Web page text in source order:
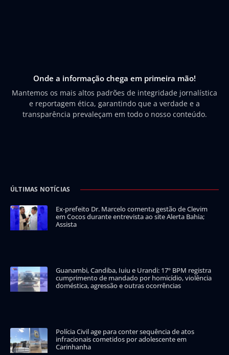
Onde a informação chega em primeira mão!
Mantemos os mais altos padrões de integridade jornalística
e reportagem ética, garantindo que a verdade e a
transparência prevaleçam em todo o nosso conteúdo.
ÚLTIMAS NOTÍCIAS
Ex-prefeito Dr. Marcelo comenta gestão de Clevim
em Cocos durante entrevista ao site Alerta Bahia;
Assista
Guanambi, Candiba, Iuiu e Urandi: 17º BPM registra
cumprimento de mandado por homicídio, violência
doméstica, agressão e outras ocorrências
Polícia Civil age para conter sequência de atos
infracionais cometidos por adolescente em
Carinhanha